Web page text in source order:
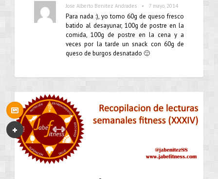
Jose Alberto Benítez Andrades • 7 mayo, 2014
Para nada :), yo tomo 60g de queso fresco
batido al desayunar, 100g de postre en la
comida, 100g de postre en la cena y a
veces por la tarde un snack con 60g de
queso de burgos desnatado 🙂